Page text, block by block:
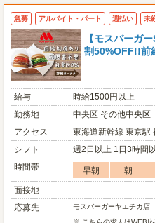
急募 アルバイト・パート 週払い 未
【モスバーガ
割50%OFF!!
給与
時給1500円以上
勤務地
中央区 その他中央区
アクセス
東海道新幹線 東京駅
シフト
週2日以上 1日3時間
時間帯
早朝 朝
面接地
応募先
モスバーガーヤエチカ店